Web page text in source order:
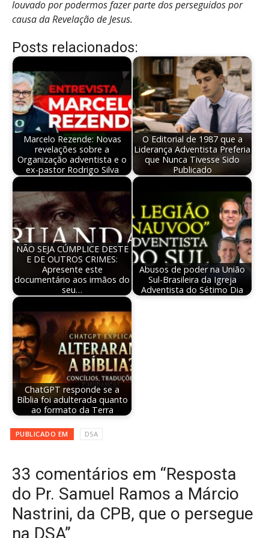
louvado por podermos fazer parte dos perseguidos por
causa da Revelação de Jesus.
Posts relacionados:
Marcelo Rezende: Novas
revelações sobre a
Organização adventista e o
ex-pastor Rodrigo Silva
O Editorial de 1987 que a
Liderança Adventista Preferia
que Nunca Tivesse Sido
Publicado
NÃO SEJA CÚMPLICE DESTE
E DE OUTROS CRIMES:
Apresente este
documentário aos irmãos do
seu…
Abusos de poder na União
Sul-Brasileira da Igreja
Adventista do Sétimo Dia
ChatGPT responde se a
Bíblia foi adulterada quanto
ao formato da Terra
PUBLICADO EM DSA
33 comentários em “Resposta
do Pr. Samuel Ramos a Márcio
Nastrini, da CPB, que o persegue
na DSA”